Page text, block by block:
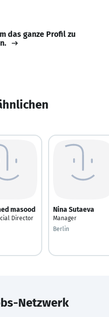
das ganze Profil zu
masood
Director
Nina Sutaeva
Manager
Berlin
Netzwerk